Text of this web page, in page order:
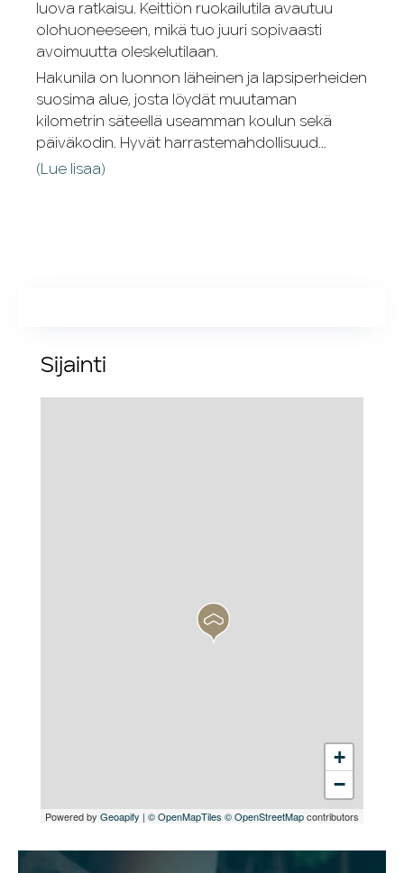
luova ratkaisu. Keittiön ruokailutila avautuu
olohuoneeseen, mikä tuo juuri sopivaasti
avoimuutta oleskelutilaan.
Hakunila on luonnon läheinen ja lapsiperheiden
suosima alue, josta löydät muutaman
kilometrin säteellä useamman koulun sekä
päiväkodin. Hyvät harrastemahdollisuud...
(Lue lisaa)
Sijainti
+
−
Powered by Geoapify | © OpenMapTiles © OpenStreetMapcontributors